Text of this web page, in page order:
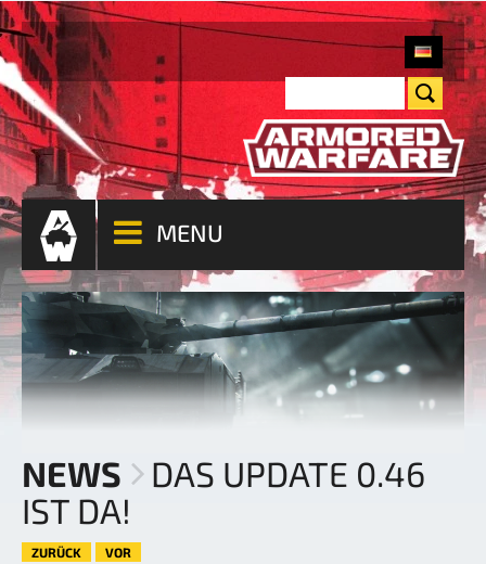
MENU
NEWS
DAS UPDATE 0.46
IST DA!
ZURÜCK VOR